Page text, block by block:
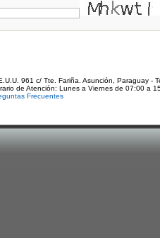
961 c/ Tte. Fariña. Asunción, Paraguay -
de Atención: Lunes a Viernes de 07:00 a
Frecuentes